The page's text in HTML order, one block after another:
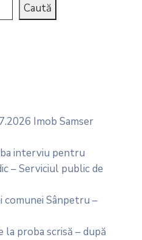
Caută
Imob Samser
interviu pentru
– Serviciul public de
comunei Sânpetru –
proba scrisă – după